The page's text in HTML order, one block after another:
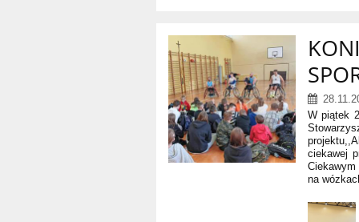
Aktualności
W piątek
ciekawej
na